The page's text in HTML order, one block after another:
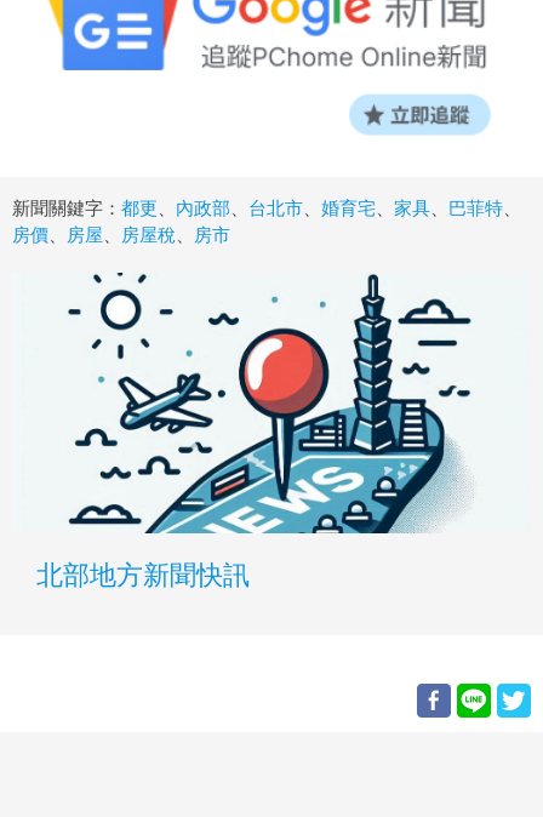
新聞關鍵字： 都更 內政部 台北市 婚育宅 家具 巴菲特
房價
房屋 房屋稅 房市
北部地方新聞快訊